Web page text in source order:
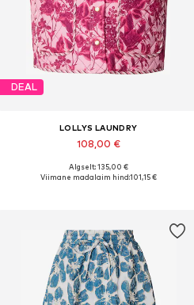
DEAL
LOLLYS LAUNDRY
108,00 €
Saadaolevad suurused: XS, S, M, L, XL, XXL
Algselt: 135,00 €
Viimane madalaim hind:101,15 €